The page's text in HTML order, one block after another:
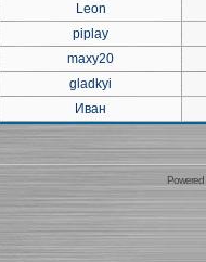
Leon
piplay
maxy20
gladkyi
Иван